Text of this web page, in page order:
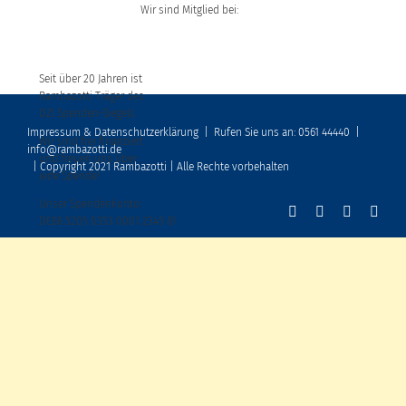
Wir sind Mitglied bei:
Seit über 20 Jahren ist
Rambazotti Träger des
DZI Spenden-Siegels
Wir sind frei finanziert
und freuen uns über
jede Spende!
Unser Spendenkonto:
DE86 5205 0353 0001 2345 61
Impressum & Datenschutzerklärung Rufen Sie uns an: 0561 44440
info@rambazotti.de
| Copyright 2021 Rambazotti | Alle Rechte vorbehalten